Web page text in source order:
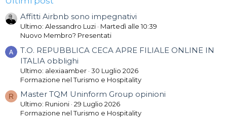
Affitti Airbnb sono impegnativi
Ultimo: Alessandro Luzi
Martedì alle 10:39
Nuovo Membro? Presentati
T.O. REPUBBLICA CECA APRE FILIALE ONLINE IN
ITALIA obblighi
Ultimo: alexiaamber 30 Luglio 2026
Formazione nel Turismo e Hospitality
R Master TQM Uninform Group opinioni
Ultimo: Runioni 29 Luglio 2026
Formazione nel Turismo e Hospitality